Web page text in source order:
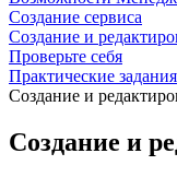
Создание сервиса
Создание и
Проверьте себя
Практические задания
Создание и
Создание и